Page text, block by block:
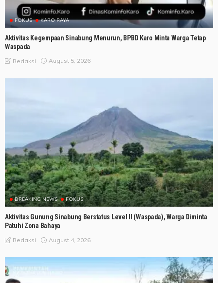
FOKUS KARO RAYA
Aktivitas Kegempaan Sinabung Menurun, BPBD Karo Minta Warga Tetap
Waspada
Redaksi August 5, 2026
BREAKING NEWS FOKUS
Aktivitas Gunung Sinabung Berstatus Level II (Waspada), Warga Diminta
Patuhi Zona Bahaya
Redaksi August 4, 2026